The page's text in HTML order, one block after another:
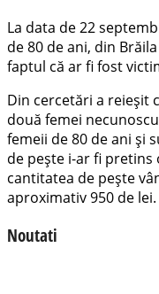
La data de 22
de 80 de ani, din
faptul că ar fi fost
Din cercetări a reieșit
două femei
femeii de 80 de ani și
de pește i-ar fi
cantitatea de pește
aproximativ 950 de lei.
Noutati